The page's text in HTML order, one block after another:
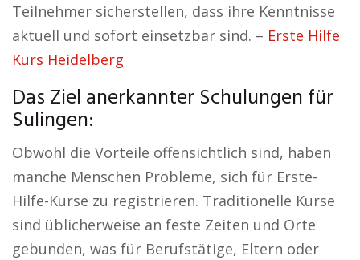
Teilnehmer sicherstellen, dass ihre Kenntnisse
aktuell und sofort einsetzbar sind. – Erste Hilfe
Kurs Heidelberg
Das Ziel anerkannter Schulungen für
Sulingen:
Obwohl die Vorteile offensichtlich sind, haben
manche Menschen Probleme, sich für Erste-
Hilfe-Kurse zu registrieren. Traditionelle Kurse
sind üblicherweise an feste Zeiten und Orte
gebunden, was für Berufstätige, Eltern oder